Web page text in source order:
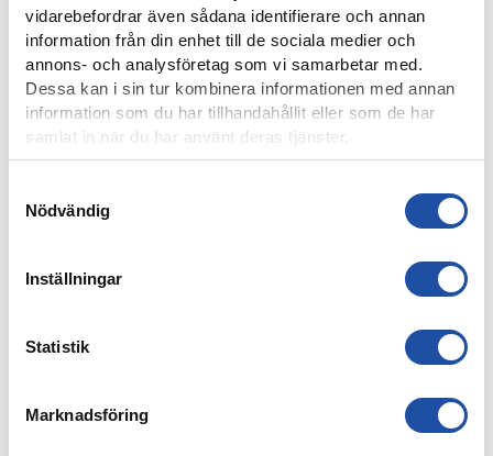
vidarebefordrar även sådana identifierare och annan
information från din enhet till de sociala medier och
annons- och analysföretag som vi samarbetar med.
Dessa kan i sin tur kombinera informationen med annan
information som du har tillhandahållit eller som de har
samlat in när du har använt deras tjänster.
Nödvändig
Inställningar
Statistik
Marknadsföring
8 AUGUSTI, 2026